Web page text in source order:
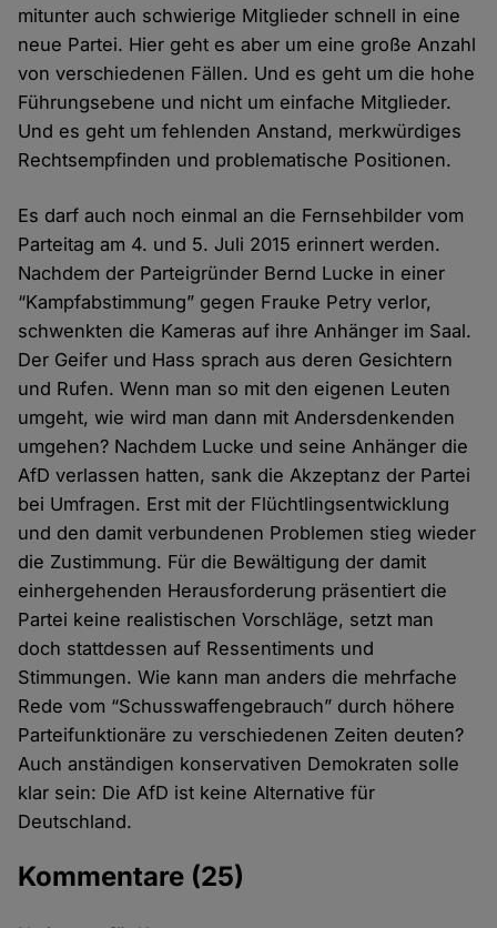
mitunter auch schwierige Mitglieder schnell in eine
neue Partei. Hier geht es aber um eine große Anzahl
von verschiedenen Fällen. Und es geht um die hohe
Führungsebene und nicht um einfache Mitglieder.
Und es geht um fehlenden Anstand, merkwürdiges
Rechtsempfinden und problematische Positionen.
Es darf auch noch einmal an die Fernsehbilder vom
Parteitag am 4. und 5. Juli 2015 erinnert werden.
Nachdem der Parteigründer Bernd Lucke in einer
“Kampfabstimmung” gegen Frauke Petry verlor,
schwenkten die Kameras auf ihre Anhänger im Saal.
Der Geifer und Hass sprach aus deren Gesichtern
und Rufen. Wenn man so mit den eigenen Leuten
umgeht, wie wird man dann mit Andersdenkenden
umgehen? Nachdem Lucke und seine Anhänger die
AfD verlassen hatten, sank die Akzeptanz der Partei
bei Umfragen. Erst mit der Flüchtlingsentwicklung
und den damit verbundenen Problemen stieg wieder
die Zustimmung. Für die Bewältigung der damit
einhergehenden Herausforderung präsentiert die
Partei keine realistischen Vorschläge, setzt man
doch stattdessen auf Ressentiments und
Stimmungen. Wie kann man anders die mehrfache
Rede vom “Schusswaffengebrauch” durch höhere
Parteifunktionäre zu verschiedenen Zeiten deuten?
Auch anständigen konservativen Demokraten solle
klar sein: Die AfD ist keine Alternative für
Deutschland.
Kommentare (25)